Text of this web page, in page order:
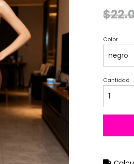
Color
Cantidad